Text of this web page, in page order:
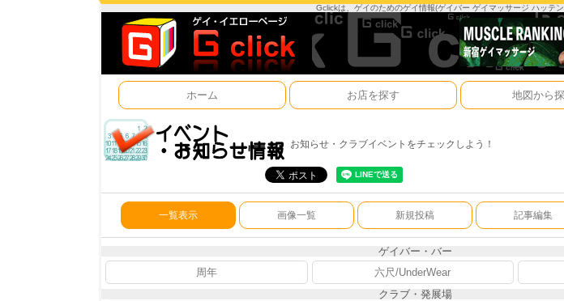
Gclickは、ゲイのためのゲイ情報(ゲイバー ゲイマッサージ ハッテ
ホーム お店を探す 地図から
お知らせ・クラブイベントをチェックしよう！
一覧表示 画像一覧 新規投稿 記事編集
ゲイバー・バー
周年
六尺/UnderWear
クラブ・発展場